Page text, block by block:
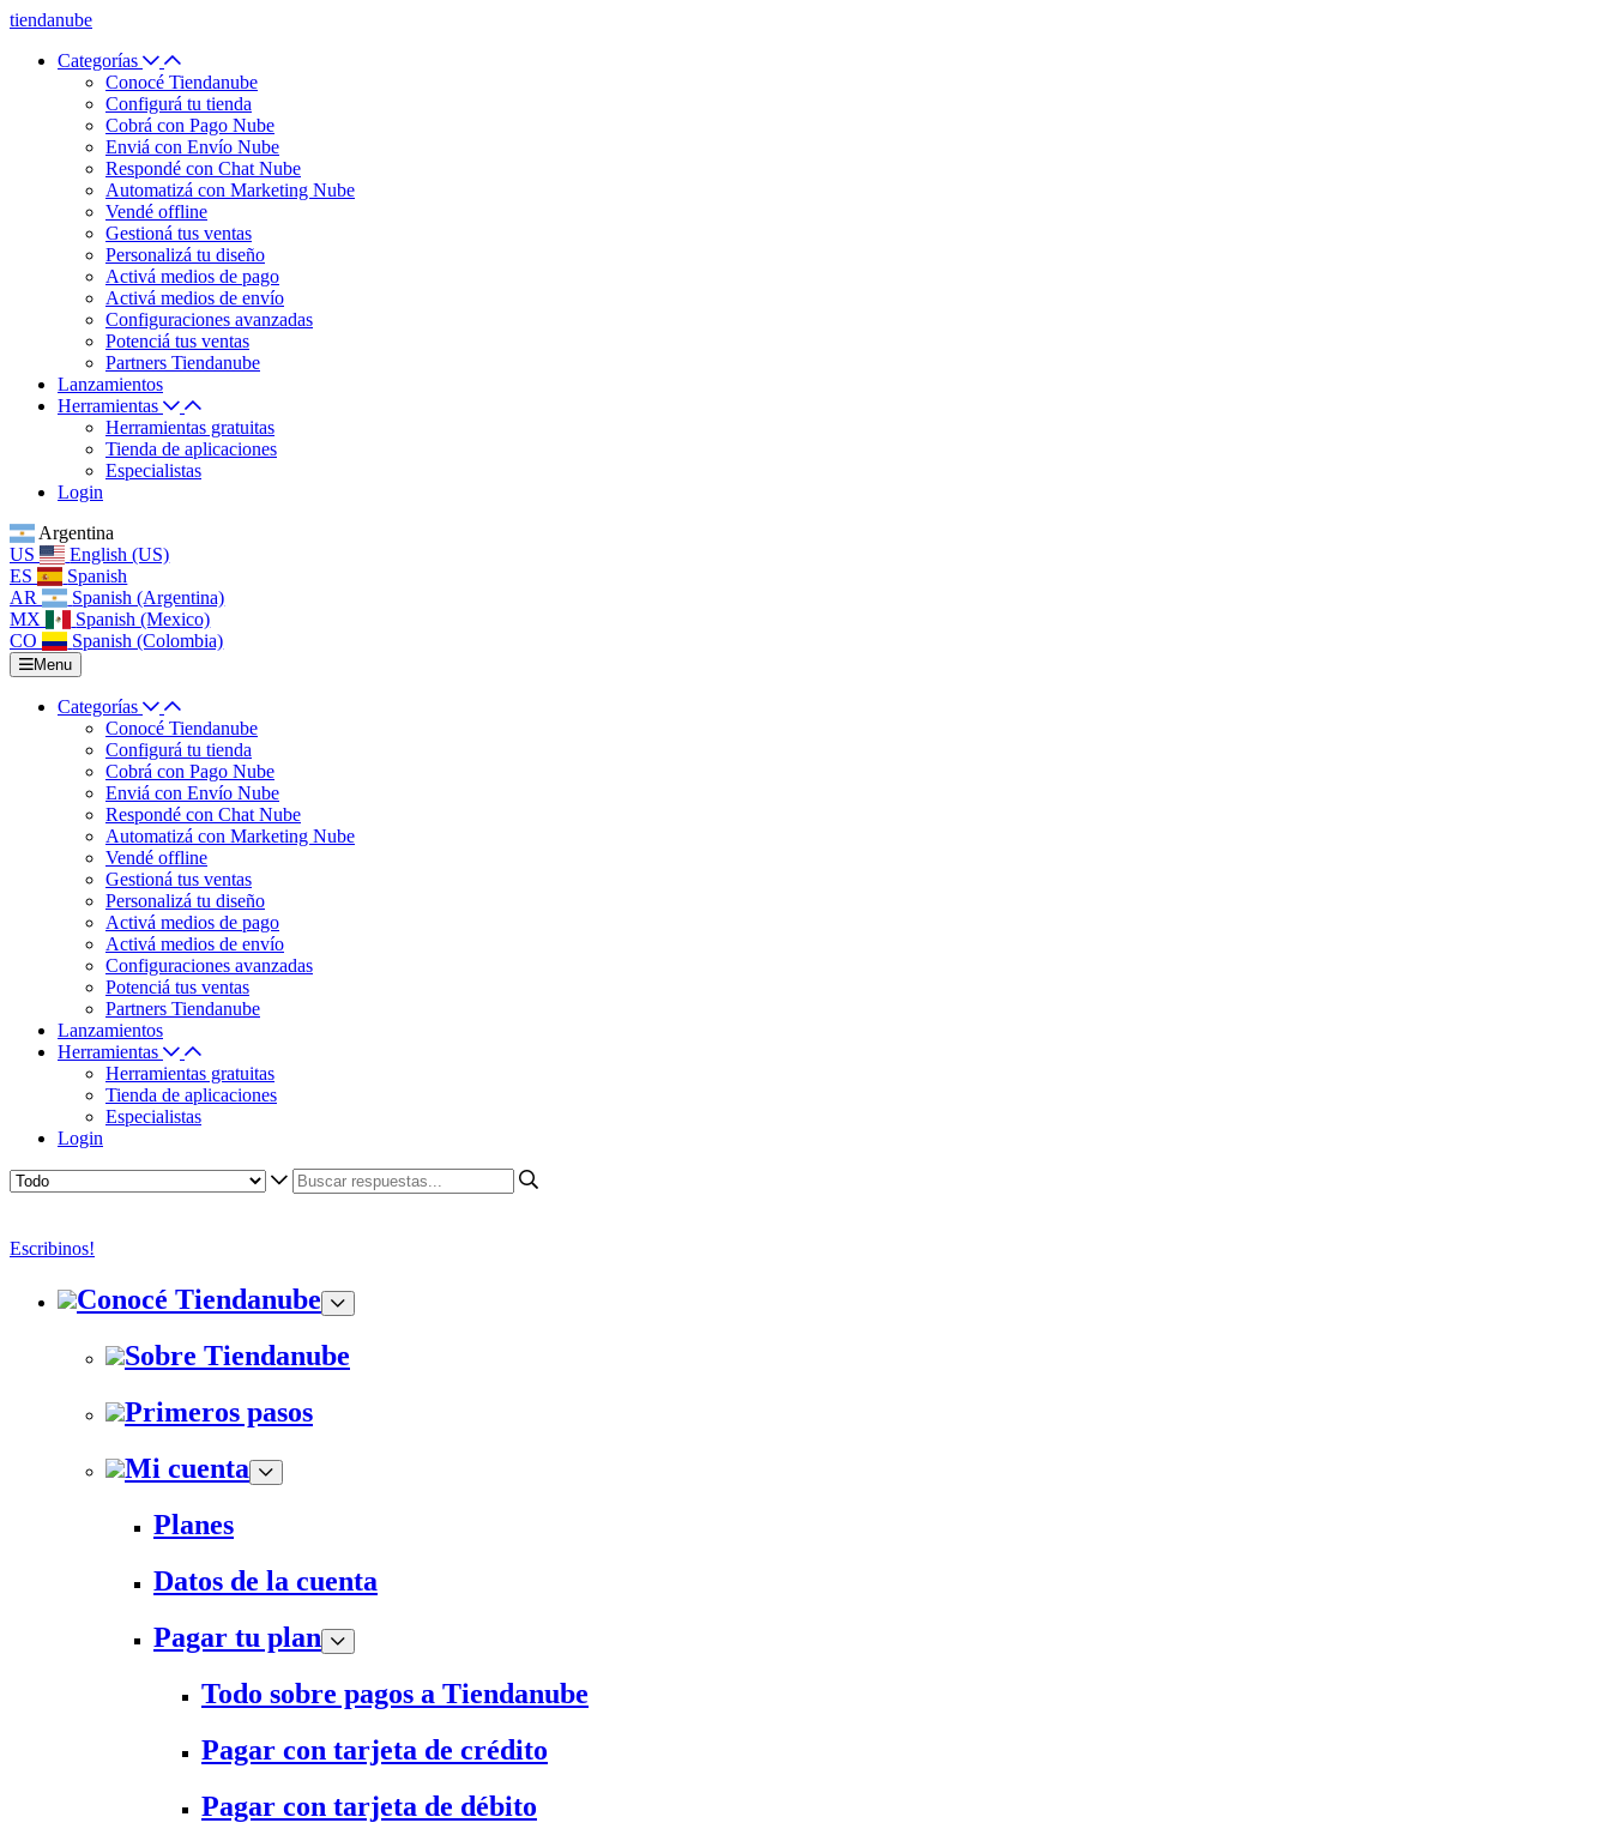
tiendanube
Categorías
Conocé Tiendanube
Configurá tu tienda
Cobrá con Pago Nube
Enviá con Envío Nube
Respondé con Chat Nube
Automatizá con Marketing Nube
Vendé offline
Gestioná tus ventas
Personalizá tu diseño
Activá medios de pago
Activá medios de envío
Configuraciones avanzadas
Potenciá tus ventas
Partners Tiendanube
Lanzamientos
Herramientas
Herramientas gratuitas
Tienda de aplicaciones
Especialistas
Login
Argentina
US
English (US)
ES
Spanish
AR
Spanish (Argentina)
MX
Spanish (Mexico)
CO
Spanish (Colombia)
Menu
Categorías
Conocé Tiendanube
Configurá tu tienda
Cobrá con Pago Nube
Enviá con Envío Nube
Respondé con Chat Nube
Automatizá con Marketing Nube
Vendé offline
Gestioná tus ventas
Personalizá tu diseño
Activá medios de pago
Activá medios de envío
Configuraciones avanzadas
Potenciá tus ventas
Partners Tiendanube
Lanzamientos
Herramientas
Herramientas gratuitas
Tienda de aplicaciones
Especialistas
Login
Escribinos!
Conocé Tiendanube
Sobre Tiendanube
Primeros pasos
Mi cuenta
Planes
Datos de la cuenta
Pagar tu plan
Todo sobre pagos a Tiendanube
Pagar con tarjeta de crédito
Pagar con tarjeta de débito